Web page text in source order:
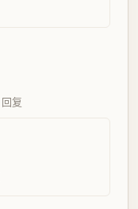
回复